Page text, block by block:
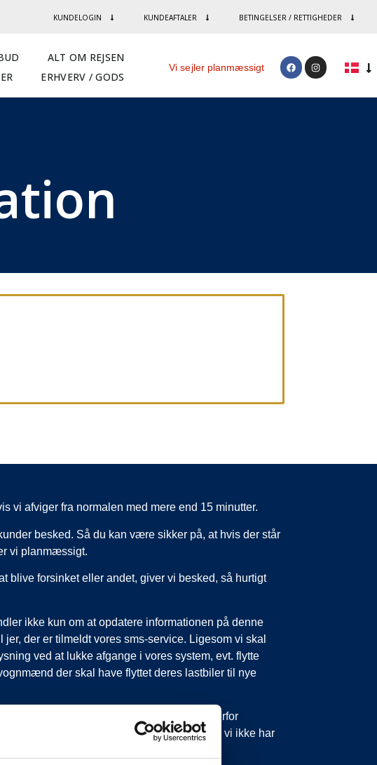
KUNDELOGIN KUNDEAFTALER BETINGELSER / RETTIGHEDER
ALT OM REJSEN
ERHVERV / GODS
Vi sejler planmæssigt
vi afviger fra normalen med mere end 15 minutter.
besked. Så du kan være sikker på, at hvis der står
vi planmæssigt.
blive forsinket eller andet, giver vi besked, så hurtigt
ikke kun om at opdatere informationen på denne
jer, der er tilmeldt vores sms-service. Ligesom vi skal
ved at lukke afgange i vores system, evt. flytte
der skal have flyttet deres lastbiler til nye
vi oplever forsinkelser eller aflysninger. Derfor
på siden og ikke ringe eller skrive til os, da vi ikke har